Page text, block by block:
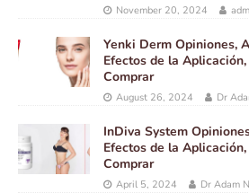
November 20, 2024
Yenki Derm Opiniones,
Efectos de la
Comprar
August 26, 2024 Dr
InDiva System
Efectos de la
Comprar
April 5, 2024 Dr Adam